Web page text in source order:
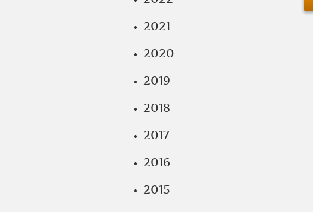
2021
2020
2019
2018
2017
2016
2015